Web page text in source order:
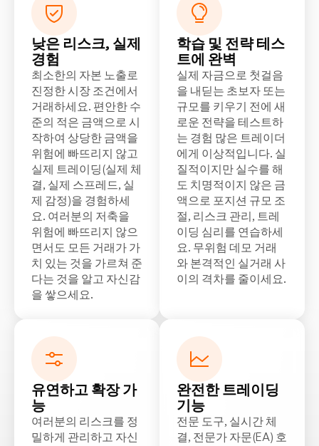
낮은 리스크, 실제
경험
최소한의 자본 노출로
진정한 시장 조건에서
거래하세요. 편안한 수
준의 적은 금액으로 시
작하여 상당한 금액을
위험에 빠뜨리지 않고
실제 트레이딩(실제 체
결, 실제 스프레드, 실
제 감정)을 경험하세
요. 여러분의 저축을
위험에 빠뜨리지 않으
면서도 모든 거래가 가
치 있는 것을 가르쳐 준
다는 것을 알고 자신감
을 쌓으세요.
학습 및 전략 테스
트에 완벽
실제 자금으로 첫걸음
을 내딛는 초보자 또는
규모를 키우기 전에 새
로운 전략을 테스트하
는 경험 많은 트레이더
에게 이상적입니다. 실
질적이지만 실수를 해
도 치명적이지 않은 금
액으로 포지션 규모 조
절, 리스크 관리, 트레
이딩 심리를 연습하세
요. 무위험 데모 거래
와 본격적인 실거래 사
이의 격차를 줄이세요.
유연하고 확장 가
능
여러분의 리스크를 정
밀하게 관리하고 자신
완전한 트레이딩
기능
전문 도구, 실시간 체
결, 전문가 자문(EA) 호